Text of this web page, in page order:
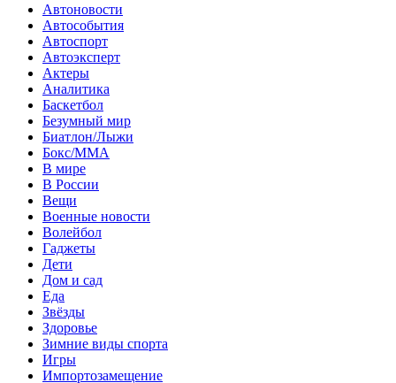
Автоновости
Автособытия
Автоспорт
Автоэксперт
Актеры
Аналитика
Баскетбол
Безумный мир
Биатлон/Лыжи
Бокс/MMA
В мире
В России
Вещи
Военные новости
Волейбол
Гаджеты
Дети
Дом и сад
Еда
Звёзды
Здоровье
Зимние виды спорта
Игры
Импортозамещение